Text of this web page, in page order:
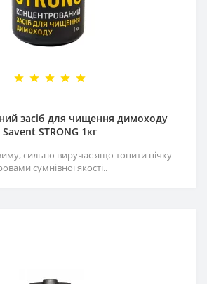
засіб для чищення димоходу
Savent STRONG 1кг
сильно виручає ящо топити пічку
сумнівної якості..